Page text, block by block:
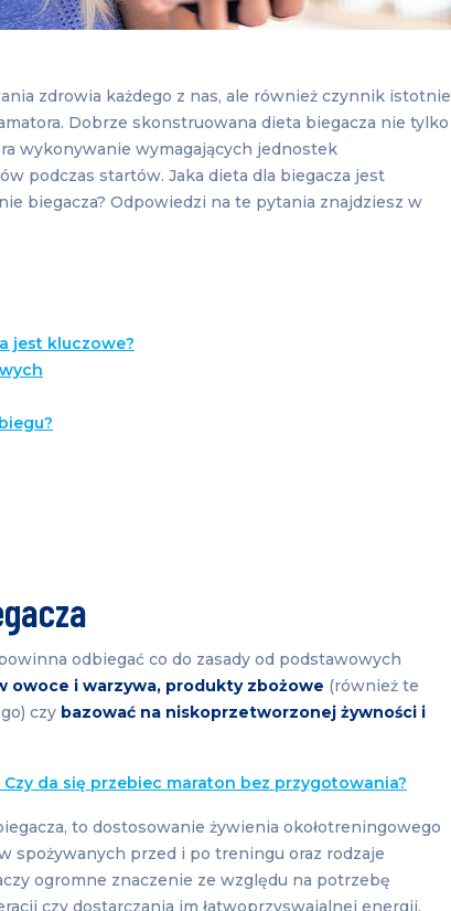
zdrowia każdego z nas, ale również czynnik istotnie
Dobrze skonstruowana dieta biegacza nie tylko
wykonywanie wymagających jednostek
podczas startów. Jaka dieta dla biegacza jest
biegacza? Odpowiedzi na te pytania znajdziesz w
jest kluczowe?
odbiegać co do zasady od podstawowych
owoce i warzywa, produkty zbożowe (również te
czy bazować na niskoprzetworzonej żywności i
da się przebiec maraton bez przygotowania?
to dostosowanie żywienia okołotreningowego
spożywanych przed i po treningu oraz rodzaje
ogromne znaczenie ze względu na potrzebę
czy dostarczania im łatwoprzyswajalnej energii.